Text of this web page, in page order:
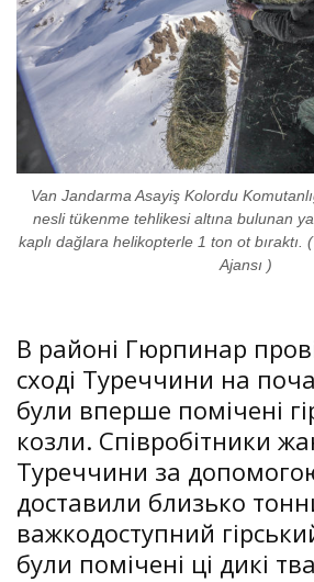
Van Jandarma Asayiş Kolordu
nesli tükenme tehlikesi altına bulunan
kaplı dağlara helikopterle 1 ton ot bıraktı.
Ajansı )
В районі Гюрпинар
сході Туреччини на
були вперше помічені
козли. Співробітники
Туреччини за
доставили близько
важкодоступний
були помічені ці дикі